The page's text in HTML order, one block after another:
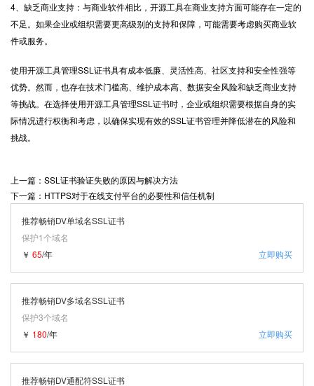
4、缺乏商业支持：与商业软件相比，开源工具在商业支持方面可能存在一定的
不足。如果企业或组织需要更高级别的支持和保障，可能需要考虑购买商业软
件或服务。
使用开源工具管理SSL证书具有成本低廉、灵活性高、社区支持和安全性强等
优势。然而，也存在技术门槛高、维护成本高、数据安全风险和缺乏商业支持
等挑战。在选择使用开源工具管理SSL证书时，企业或组织需要根据自身的实
际情况进行权衡和考虑，以确保实现有效的SSL证书管理并降低潜在的风险和
挑战。
上一篇：SSL证书验证失败的原因与解决方法
下一篇：HTTPS对于在线支付平台的必要性和信任机制
推荐畅销DV单域名SSL证书
保护1个域名
立即购买
￥ 65/年
推荐畅销DV多域名SSL证书
保护3个域名
立即购买
￥ 180/年
推荐畅销DV通配符SSL证书